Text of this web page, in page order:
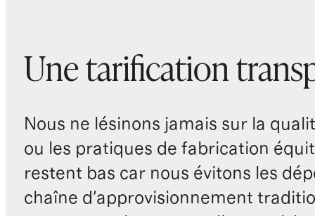
Une tarification
Nous ne lésinons jamais sur la
ou les pratiques de fabrication
restent bas car nous évitons les
chaîne d'approvisionnement